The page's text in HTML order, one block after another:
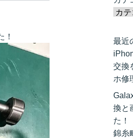
！
最近
交換
ホ修
換と
た！
錦糸